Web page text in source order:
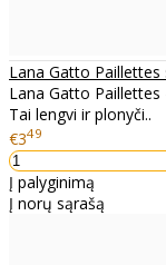
Lana Gatto Paillettes
Lana Gatto
Tai lengvi ir plonyči..
€349
Į palyginimą
Į norų sąrašą